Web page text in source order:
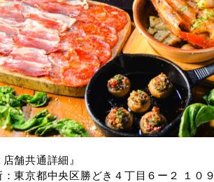
店舗共通詳細』
：東京都中央区勝どき４丁目６ー２ １０９